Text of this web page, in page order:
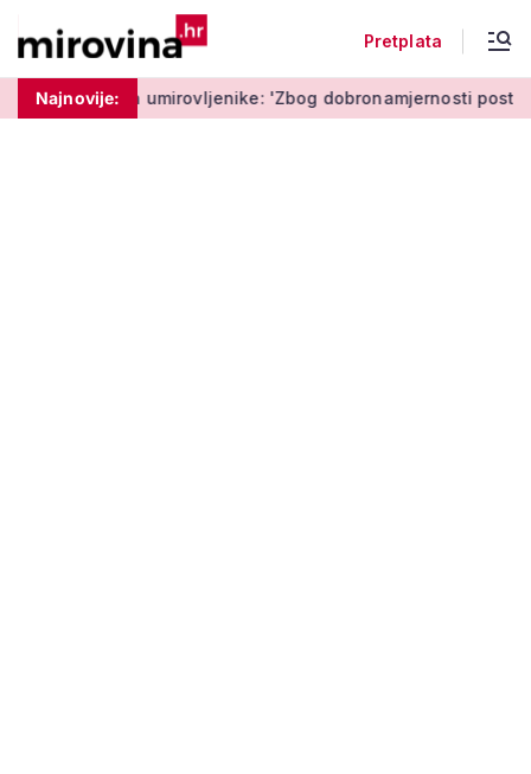
Pretplata
Najnovije:
umirovljenike: 'Zbog dobronamjernosti postaju meta